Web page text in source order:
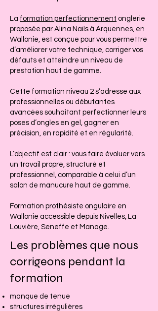
La formation perfectionnement onglerie
proposée par Alina Nails à Arquennes, en
Wallonie, est conçue pour vous permettre
d’améliorer votre technique, corriger vos
défauts et atteindre un niveau de
prestation haut de gamme.
Cette formation niveau 2 s’adresse aux
professionnelles ou débutantes
avancées souhaitant perfectionner leurs
poses d’ongles en gel, gagner en
précision, en rapidité et en régularité.
L’objectif est clair : vous faire évoluer vers
un travail propre, structuré et
professionnel, comparable à celui d’un
salon de manucure haut de gamme.
Formation prothésiste ongulaire en
Wallonie accessible depuis Nivelles, La
Louvière, Seneffe et Manage.
Les problèmes que nous
corrigeons pendant la
formation
manque de tenue
structures irrégulières